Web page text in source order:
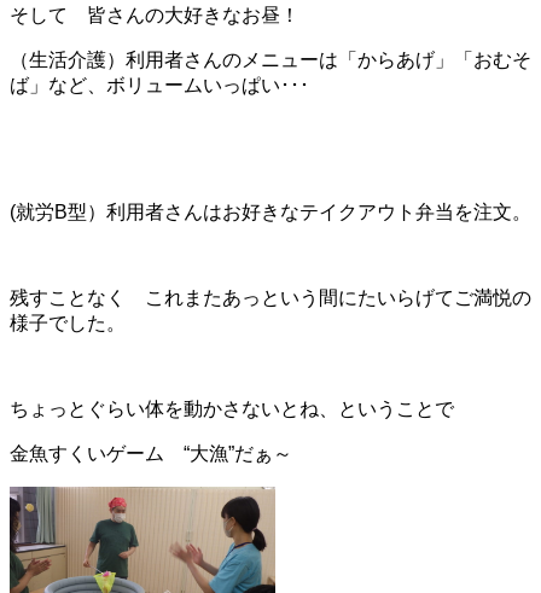
そして 皆さんの大好きなお昼！
（生活介護）利用者さんのメニューは「からあげ」「おむそ
ば」など、ボリュームいっぱい･･･
(就労B型）利用者さんはお好きなテイクアウト弁当を注文。
残すことなく これまたあっという間にたいらげてご満悦の
様子でした。
ちょっとぐらい体を動かさないとね、ということで
金魚すくいゲーム “大漁”だぁ～